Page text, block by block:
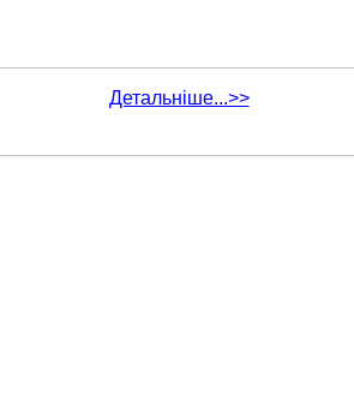
Детальніше...>>